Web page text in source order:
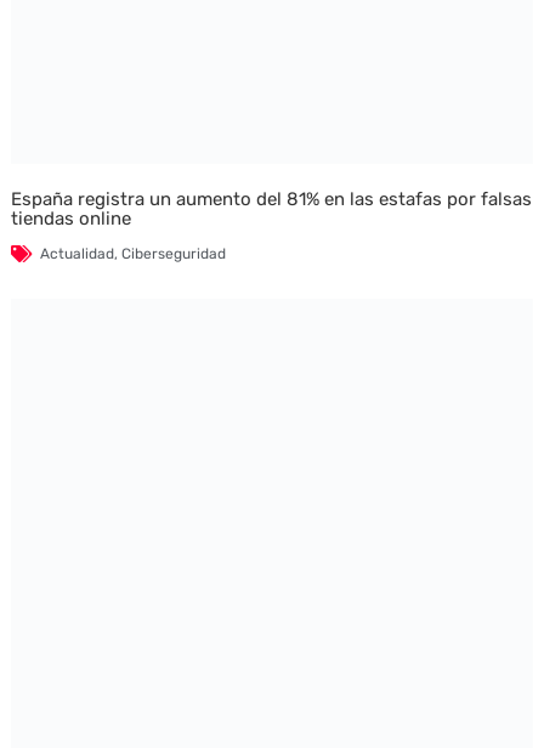
España registra un aumento del 81% en las estafas por falsas
tiendas online
Actualidad, Ciberseguridad